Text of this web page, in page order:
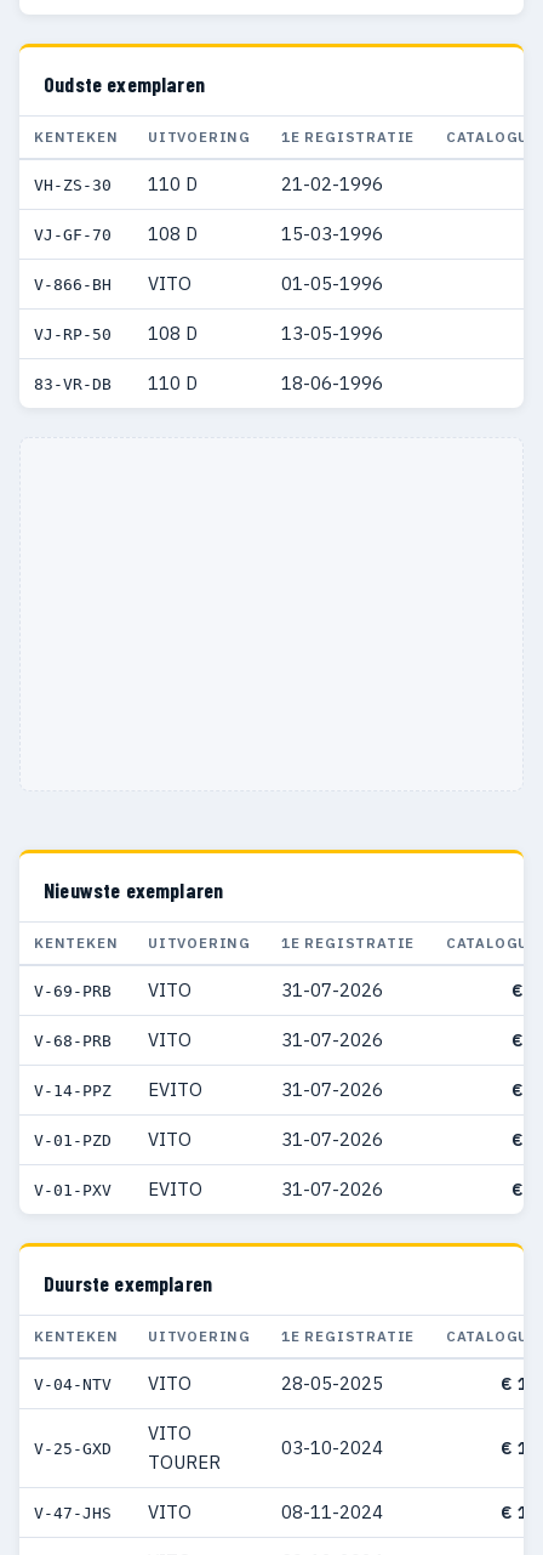
Oudste exemplaren
KENTEKEN UITVOERING 1E REGISTRATIE
VH-ZS-30 110 D 21-02-1996
VJ-GF-70 108 D 15-03-1996
V-866-BH VITO 01-05-1996
VJ-RP-50 108 D 13-05-1996
83-VR-DB 110 D 18-06-1996
Nieuwste exemplaren
KENTEKEN UITVOERING 1E REGISTRATIE
V-69-PRB VITO 31-07-2026 €
V-68-PRB VITO 31-07-2026 €
V-14-PPZ EVITO 31-07-2026 €
V-01-PZD VITO 31-07-2026 €
V-01-PXV EVITO 31-07-2026 €
Duurste exemplaren
KENTEKEN UITVOERING 1E REGISTRATIE
V-04-NTV VITO 28-05-2025 €
V-25-GXD
VITO
TOURER
03-10-2024 €
V-47-JHS VITO 08-11-2024 €